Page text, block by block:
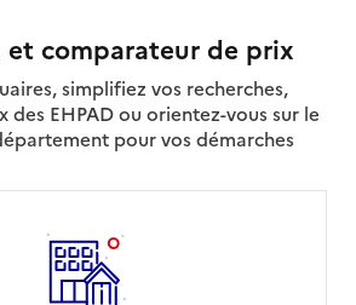
et comparateur de prix
simplifiez vos recherches,
des EHPAD ou orientez-vous sur le
pour vos démarches